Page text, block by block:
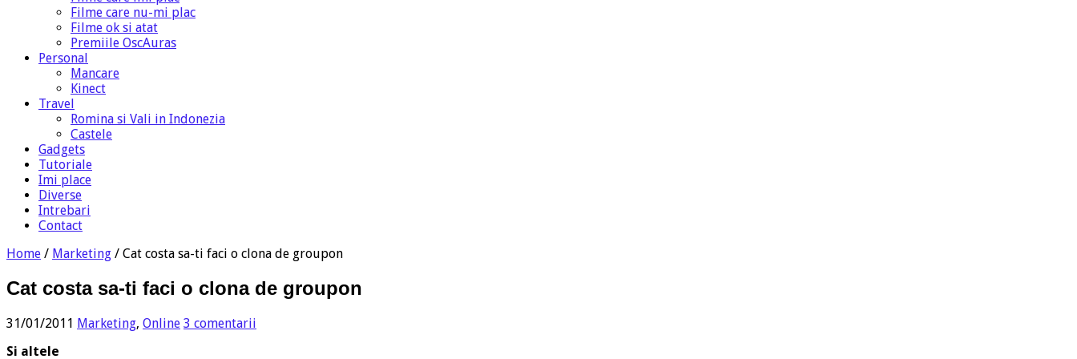
Filme care nu-mi plac
Filme ok si atat
Premiile OscAuras
Personal
Mancare
Kinect
Travel
Romina si Vali in Indonezia
Castele
Gadgets
Tutoriale
Imi place
Diverse
Intrebari
Contact
Home / Marketing / Cat costa sa-ti faci o clona de groupon
Cat costa sa-ti faci o clona de groupon
31/01/2011 Marketing, Online 3 comentarii
Si altele